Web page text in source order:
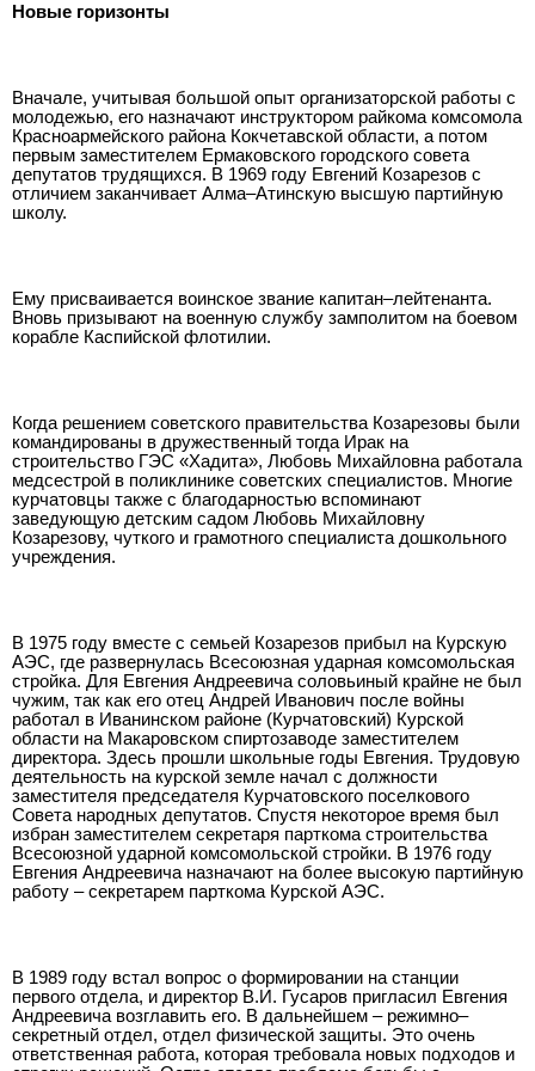
Новые горизонты
Вначале, учитывая большой опыт организаторской работы с
молодежью, его назначают инструктором райкома комсомола
Красноармейского района Кокчетавской области, а потом
первым заместителем Ермаковского городского совета
депутатов трудящихся. В 1969 году Евгений Козарезов с
отличием заканчивает Алма–Атинскую высшую партийную
школу.
Ему присваивается воинское звание капитан–лейтенанта.
Вновь призывают на военную службу замполитом на боевом
корабле Каспийской флотилии.
Когда решением советского правительства Козарезовы были
командированы в дружественный тогда Ирак на
строительство ГЭС «Хадита», Любовь Михайловна работала
медсестрой в поликлинике советских специалистов. Многие
курчатовцы также с благодарностью вспоминают
заведующую детским садом Любовь Михайловну
Козарезову, чуткого и грамотного специалиста дошкольного
учреждения.
В 1975 году вместе с семьей Козарезов прибыл на Курскую
АЭС, где развернулась Всесоюзная ударная комсомольская
стройка. Для Евгения Андреевича соловьиный крайне не был
чужим, так как его отец Андрей Иванович после войны
работал в Иванинском районе (Курчатовский) Курской
области на Макаровском спиртозаводе заместителем
директора. Здесь прошли школьные годы Евгения. Трудовую
деятельность на курской земле начал с должности
заместителя председателя Курчатовского поселкового
Совета народных депутатов. Спустя некоторое время был
избран заместителем секретаря парткома строительства
Всесоюзной ударной комсомольской стройки. В 1976 году
Евгения Андреевича назначают на более высокую партийную
работу – секретарем парткома Курской АЭС.
В 1989 году встал вопрос о формировании на станции
первого отдела, и директор В.И. Гусаров пригласил Евгения
Андреевича возглавить его. В дальнейшем – режимно–
секретный отдел, отдел физической защиты. Это очень
ответственная работа, которая требовала новых подходов и